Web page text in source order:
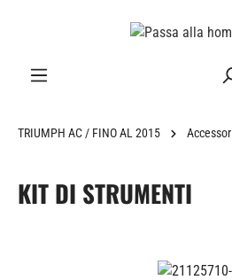
TRIUMPH AC / FINO AL 2015
KIT DI STRUMENTI
Salta la galleria di immagini